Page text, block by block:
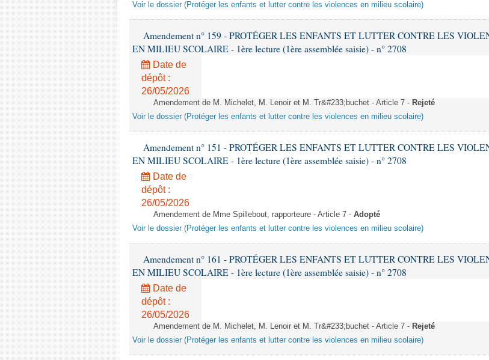
Voir le dossier (Protéger les enfants et lutter contre les violences en milieu scolaire)
Amendement n° 159 - PROTÉGER LES ENFANTS ET LUTTER CONTRE LES
EN MILIEU SCOLAIRE - 1ère lecture (1ère assemblée saisie) - n° 2708
Date de
dépôt :
26/05/2026
Amendement de M. Michelet, M. Lenoir et M. Tr&#233;buchet - Article 7 - Rejeté
Voir le dossier (Protéger les enfants et lutter contre les violences en milieu scolaire)
Amendement n° 151 - PROTÉGER LES ENFANTS ET LUTTER CONTRE LES
EN MILIEU SCOLAIRE - 1ère lecture (1ère assemblée saisie) - n° 2708
Date de
dépôt :
26/05/2026
Amendement de Mme Spillebout, rapporteure - Article 7 - Adopté
Voir le dossier (Protéger les enfants et lutter contre les violences en milieu scolaire)
Amendement n° 161 - PROTÉGER LES ENFANTS ET LUTTER CONTRE LES
EN MILIEU SCOLAIRE - 1ère lecture (1ère assemblée saisie) - n° 2708
Date de
dépôt :
26/05/2026
Amendement de M. Michelet, M. Lenoir et M. Tr&#233;buchet - Article 7 - Rejeté
Voir le dossier (Protéger les enfants et lutter contre les violences en milieu scolaire)